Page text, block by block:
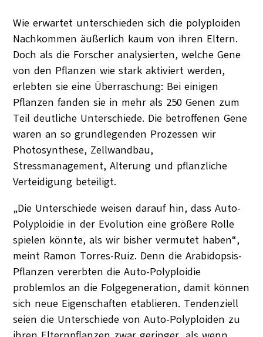
Wie erwartet unterschieden sich die polyploiden
Nachkommen äußerlich kaum von ihren Eltern.
Doch als die Forscher analysierten, welche Gene
von den Pflanzen wie stark aktiviert werden,
erlebten sie eine Überraschung: Bei einigen
Pflanzen fanden sie in mehr als 250 Genen zum
Teil deutliche Unterschiede. Die betroffenen Gene
waren an so grundlegenden Prozessen wir
Photosynthese, Zellwandbau,
Stressmanagement, Alterung und pflanzliche
Verteidigung beteiligt.
„Die Unterschiede weisen darauf hin, dass Auto-
Polyploidie in der Evolution eine größere Rolle
spielen könnte, als wir bisher vermutet haben“,
meint Ramon Torres-Ruiz. Denn die Arabidopsis-
Pflanzen vererbten die Auto-Polyploidie
problemlos an die Folgegeneration, damit können
sich neue Eigenschaften etablieren. Tendenziell
seien die Unterschiede von Auto-Polyploiden zu